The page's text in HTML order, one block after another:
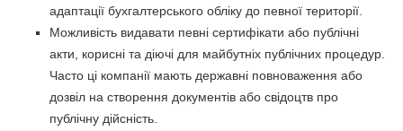
адаптації бухгалтерського обліку до певної території.
Можливість видавати певні сертифікати або публічні
акти, корисні та діючі для майбутніх публічних процедур.
Часто ці компанії мають державні повноваження або
дозвіл на створення документів або свідоцтв про
публічну дійсність.